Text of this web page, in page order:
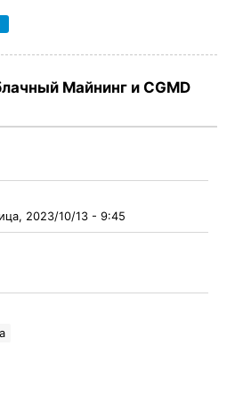
Майнинг и CGMD
2023/10/13 - 9:45